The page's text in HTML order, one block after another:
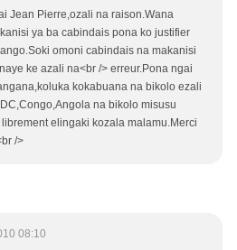
Jean Pierre,ozali na raison.Wana
ya ba cabindais pona ko justifier
omoni cabindais na makanisi
ke azali na<br /> erreur.Pona ngai
kokabuana na bikolo ezali
na bikolo misusu
elingaki kozala malamu.Merci
/>
08:10